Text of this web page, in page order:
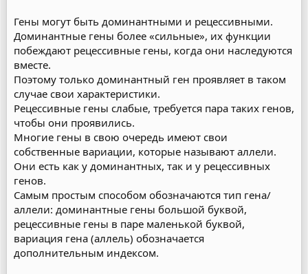
Гены могут быть доминантными и рецессивными.
Доминантные гены более «сильные», их функции
побеждают рецессивные гены, когда они наследуются
вместе.
Поэтому только доминантный ген проявляет в таком
случае свои характеристики.
Рецессивные гены слабые, требуется пара таких генов,
чтобы они проявились.
Многие гены в свою очередь имеют свои
собственные вариации, которые называют аллели.
Они есть как у доминантных, так и у рецессивных
генов.
Самым простым способом обозначаются тип гена/
аллели: доминантные гены большой буквой,
рецессивные гены в паре маленькой буквой,
вариация гена (аллель) обозначается
дополнительным индексом.